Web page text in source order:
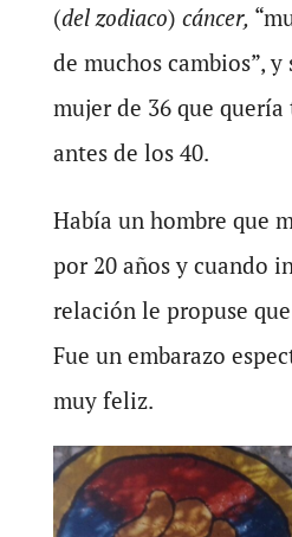
(del zodiaco) cáncer,
de muchos cambios”, y
mujer de 36 que
antes de los 40.
Había un hombre que
por 20 años y cuando
relación le propuse
Fue un embarazo
muy feliz.